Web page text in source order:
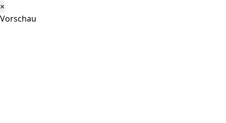
×
Vorschau